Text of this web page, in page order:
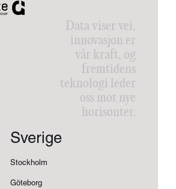
Sverige
Stockholm
Göteborg
Data viser vei,
innovasjon er
vår kraft, og
fremtidens
teknologi leder
oss mot nye
horisonter.